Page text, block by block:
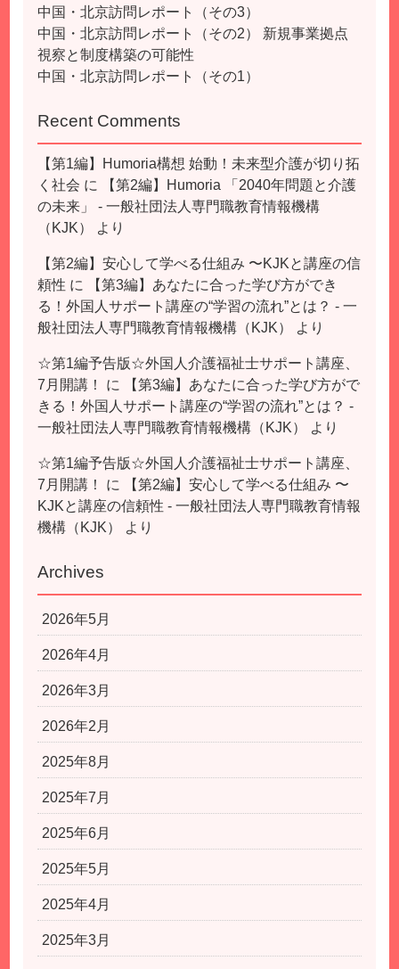
中国・北京訪問レポート（その3）
中国・北京訪問レポート（その2） 新規事業拠点
視察と制度構築の可能性
中国・北京訪問レポート（その1）
Recent Comments
【第1編】Humoria構想 始動！未来型介護が切り拓
く社会 に
【第2編】Humoria 「2040年問題と介護
の未来」 - 一般社団法人専門職教育情報機構
（KJK）
より
【第2編】安心して学べる仕組み 〜KJKと講座の信
頼性 に
【第3編】あなたに合った学び方ができ
る！外国人サポート講座の“学習の流れ”とは？ - 一
般社団法人専門職教育情報機構（KJK）
より
☆第1編予告版☆外国人介護福祉士サポート講座、
7月開講！
に
【第3編】あなたに合った学び方がで
きる！外国人サポート講座の“学習の流れ”とは？ -
一般社団法人専門職教育情報機構（KJK）
より
☆第1編予告版☆外国人介護福祉士サポート講座、
7月開講！
に
【第2編】安心して学べる仕組み 〜
KJKと講座の信頼性 - 一般社団法人専門職教育情報
機構（KJK）
より
Archives
2026年5月
2026年4月
2026年3月
2026年2月
2025年8月
2025年7月
2025年6月
2025年5月
2025年4月
2025年3月